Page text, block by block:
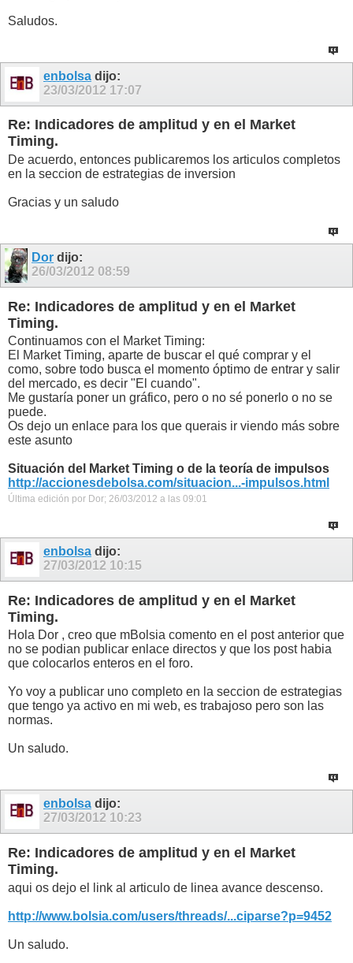
Saludos.
enbolsa dijo:
23/03/2012 17:07
Re: Indicadores de amplitud y en el Market
Timing.
De acuerdo, entonces publicaremos los articulos completos
en la seccion de estrategias de inversion
Gracias y un saludo
Dor dijo:
26/03/2012 08:59
Re: Indicadores de amplitud y en el Market
Timing.
Continuamos con el Market Timing:
El Market Timing, aparte de buscar el qué comprar y el
como, sobre todo busca el momento óptimo de entrar y salir
del mercado, es decir "El cuando".
Me gustaría poner un gráfico, pero o no sé ponerlo o no se
puede.
Os dejo un enlace para los que querais ir viendo más sobre
este asunto
Situación del Market Timing o de la teoría de impulsos
http://accionesdebolsa.com/situacion...-impulsos.html
Última edición por Dor; 26/03/2012 a las 09:01
enbolsa dijo:
27/03/2012 10:15
Re: Indicadores de amplitud y en el Market
Timing.
Hola Dor , creo que mBolsia comento en el post anterior que
no se podian publicar enlace directos y que los post habia
que colocarlos enteros en el foro.
Yo voy a publicar uno completo en la seccion de estrategias
que tengo ya activo en mi web, es trabajoso pero son las
normas.
Un saludo.
enbolsa dijo:
27/03/2012 10:23
Re: Indicadores de amplitud y en el Market
Timing.
aqui os dejo el link al articulo de linea avance descenso.
http://www.bolsia.com/users/threads/...ciparse?p=9452
Un saludo.